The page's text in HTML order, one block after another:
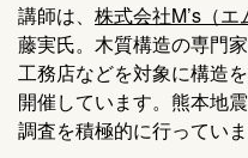
講師は、 株式会社M’s（
藤実氏。木質構造の専門家
工務店などを対象に構造
開催しています。熊本地
調査を積極的に行っていま